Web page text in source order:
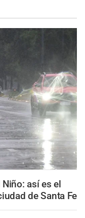
así es el
de Santa Fe